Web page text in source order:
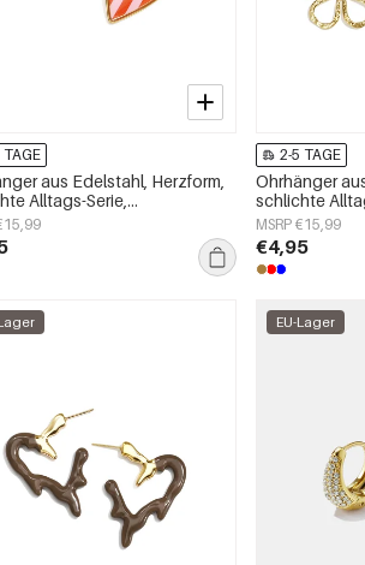
TAGE
aus Edelstahl, Herzform,
Alltags-Serie,
2-5 TAGE
Ohrhänger
schlichte
MSRP €15,99
€4,95
EU-Lager